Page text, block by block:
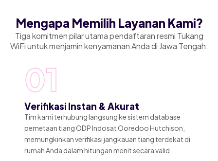
Mengapa Memilih Layanan Kami?
Tiga komitmen pilar utama pendaftaran resmi Tukang
WiFi untuk menjamin kenyamanan Anda di Jawa Tengah.
01
Verifikasi Instan & Akurat
Tim kami terhubung langsung ke sistem database
pemetaan tiang ODP Indosat Ooredoo Hutchison,
memungkinkan verifikasi jangkauan tiang terdekat di
rumah Anda dalam hitungan menit secara valid.